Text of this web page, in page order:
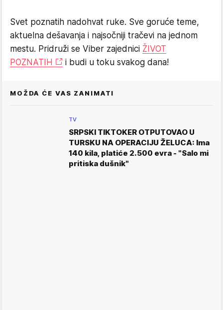
Svet poznatih nadohvat ruke. Sve goruće teme,
aktuelna dešavanja i najsočniji tračevi na jednom
mestu. Pridruži se Viber zajednici ŽIVOT
POZNATIH
i budi u toku svakog dana!
MOŽDA ĆE VAS ZANIMATI
TV
SRPSKI TIKTOKER OTPUTOVAO U
TURSKU NA OPERACIJU ŽELUCA: Ima
140 kila, platiće 2.500 evra - "Salo mi
pritiska dušnik"